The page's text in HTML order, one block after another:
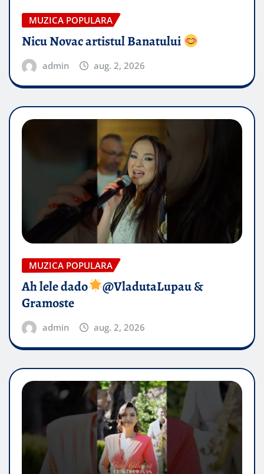
MUZICA POPULARA
Nicu Novac artistul Banatului
admin aug. 2, 2026
MUZICA POPULARA
Ah lele dado​
@VladutaLupau &
Gramoste
admin aug. 2, 2026